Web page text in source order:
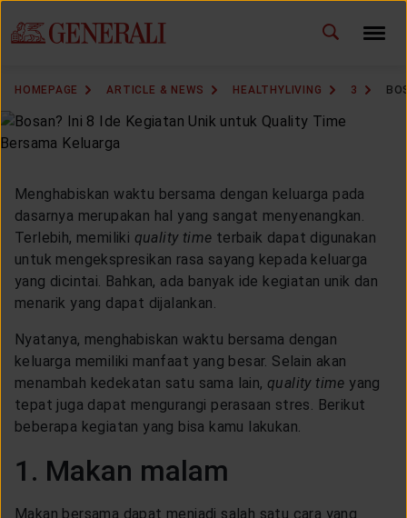
HOMEPAGE ARTICLE & NEWS HEALTHYLIVING 3
Menghabiskan waktu bersama dengan keluarga pada
dasarnya merupakan hal yang sangat menyenangkan.
Terlebih, memiliki quality time terbaik dapat digunakan
untuk mengekspresikan rasa sayang kepada keluarga
yang dicintai. Bahkan, ada banyak ide kegiatan unik dan
menarik yang dapat dijalankan.
Nyatanya, menghabiskan waktu bersama dengan
keluarga memiliki manfaat yang besar. Selain akan
menambah kedekatan satu sama lain, quality time yang
tepat juga dapat mengurangi perasaan stres. Berikut
beberapa kegiatan yang bisa kamu lakukan.
1. Makan malam
Makan bersama dapat menjadi salah satu cara yang
CHANGE LANGUAGE ID EN
MARKETING OFFICE
INSURANCE DICTIONARY
OUR SOLUTION
CUSTOMER SERVICE
ARTICLE & NEWS